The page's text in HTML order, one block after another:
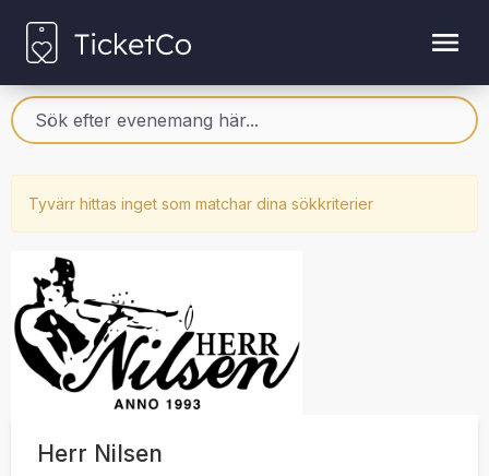
Tyvärr hittas inget som matchar dina sökkriterier
Herr Nilsen